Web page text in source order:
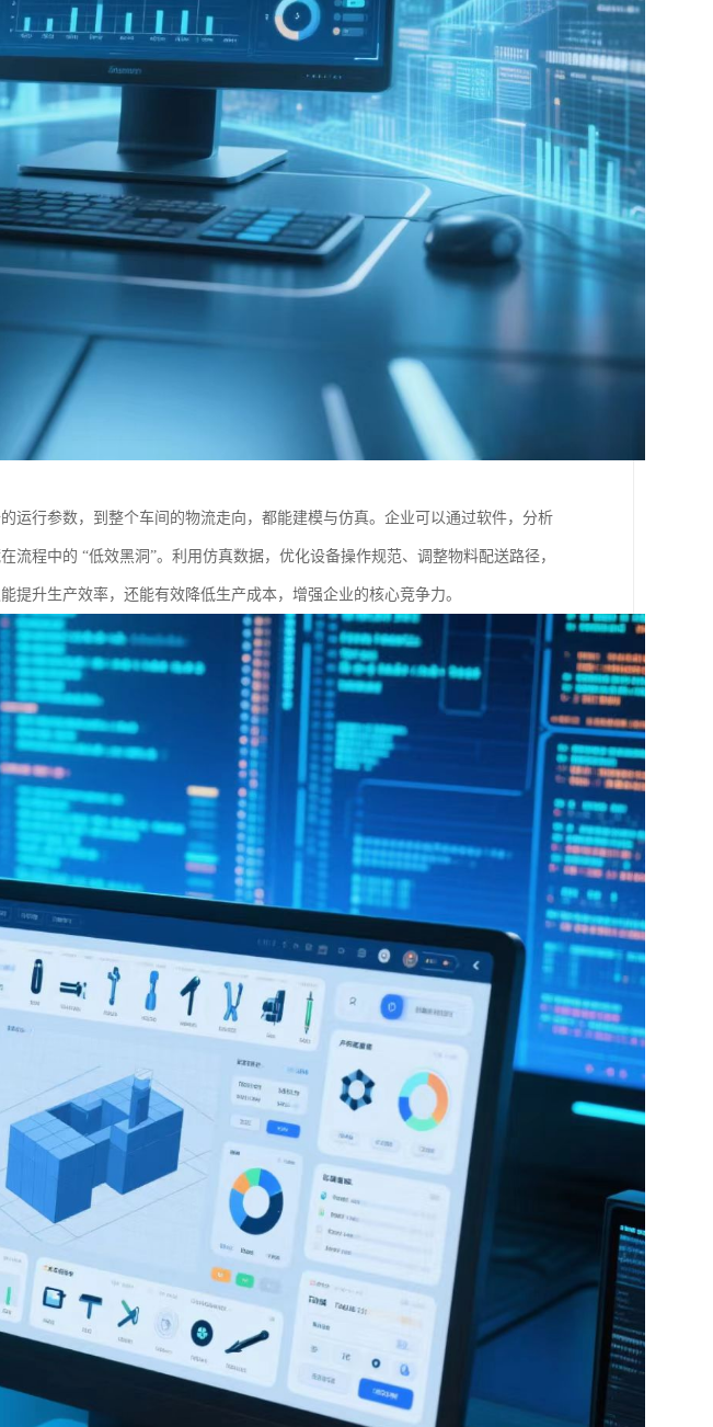
运行参数，到整个车间的物流走向，都能建模与仿真。企业可以通过软件，分析
流程中的 “低效黑洞”。利用仿真数据，优化设备操作规范、调整物料配送路径，
提升生产效率，还能有效降低生产成本，增强企业的核心竞争力。